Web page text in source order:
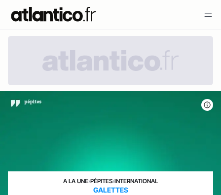
A LA UNE›PÉPITES›INTERNATIONAL
GALETTES